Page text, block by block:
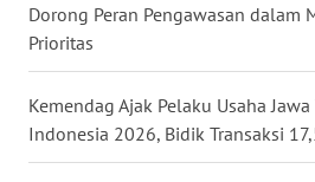
Dorong Peran Pengawasan dalam
Prioritas
Kemendag Ajak Pelaku Usaha
Indonesia 2026, Bidik Transaksi
WN
KALTIM
WN
SULSEL